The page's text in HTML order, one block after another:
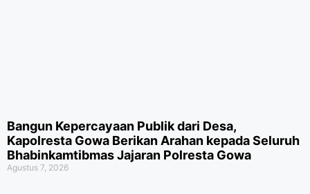
Bangun Kepercayaan Publik dari Desa,
Kapolresta Gowa Berikan Arahan kepada Seluruh
Bhabinkamtibmas Jajaran Polresta Gowa
Agustus 7, 2026